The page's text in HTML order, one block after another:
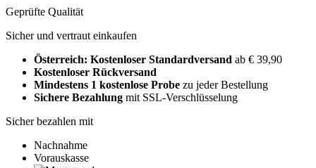
Geprüfte Qualität
Sicher und vertraut einkaufen
Österreich: Kostenloser Standardversand ab € 39,90
Kostenloser Rückversand
Mindestens 1 kostenlose Probe zu jeder Bestellung
Sichere Bezahlung mit SSL-Verschlüsselung
Sicher bezahlen mit
Nachnahme
Vorauskasse